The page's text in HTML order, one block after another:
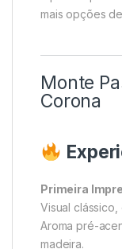
mais opções de
Monte
Corona
Primeira
Visual
Aroma pré-
madeira.